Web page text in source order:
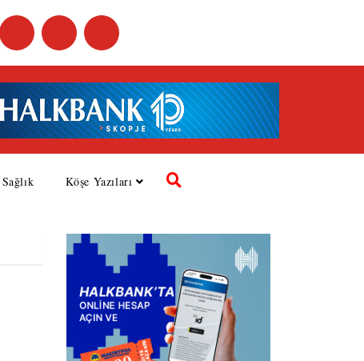
Sağlık Köşe Yazıları